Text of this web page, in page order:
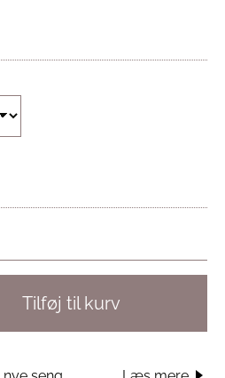
Tilføj til kurv